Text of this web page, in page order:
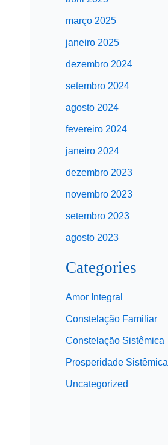
março 2025
janeiro 2025
dezembro 2024
setembro 2024
agosto 2024
fevereiro 2024
janeiro 2024
dezembro 2023
novembro 2023
setembro 2023
agosto 2023
Categories
Amor Integral
Constelação Familiar
Constelação Sistêmica
Prosperidade Sistêmica
Uncategorized